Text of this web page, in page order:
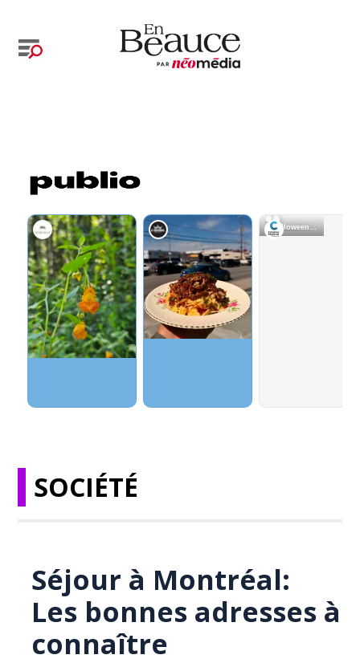
SOCIÉTÉ
Séjour à Montréal:
Les bonnes adresses à
connaître